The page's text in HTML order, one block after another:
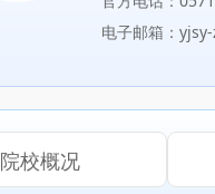
电子邮箱：
院校概况